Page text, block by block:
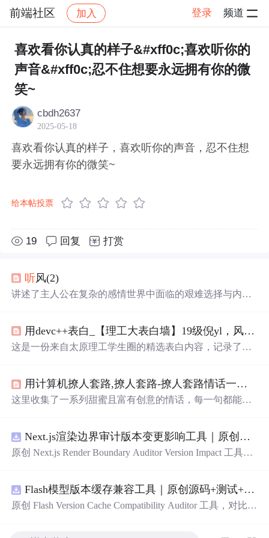
前端社区 加入 登录 频道
社区 前端社区 感慨 帖子详情
喜欢看你认真的样子&#xff0c;喜欢听你的
声音&#xff0c;忍不住想要永远拥有你的微
笑~
cbdh2637
2025-05-18
喜欢看你认真的样子，喜欢听你的声音，忍不住想
要永远拥有你的微笑~
给本帖投票
19 回复 打赏
听风(2)
讲述了主人公在复杂的感情世界中面临的艰难选择与内心
用devc++表白_【理工大表白墙】19级倪yl，风吹起如花般破碎的流年，而你的笑容摇晃摇晃，成为我命途中最美的点缀...
这是一份来自太原理工学生圈的精选表白内容，记录了学
用计算机撩人套路,撩人套路-撩人套路情话一问一答 - 个性说说吧
这里收集了一系列甜蜜且富有创意的情话，每一句都能触
Next.js渲染边界审计版本变更影响工具｜原创源码+测试+离线报告
原创 Next.js Render Boundary Auditor Version Impact 工具，
入约定、规则参数、结果结构和风险项，识别变更影响。
压缩包包含完整源码、3 项自动化测试、可复现合成示
Flash模型版本缓存兼容工具｜原创源码+测试+离线报告
原创 Flash Version Cache Compatibility Auditor 工具，对比两